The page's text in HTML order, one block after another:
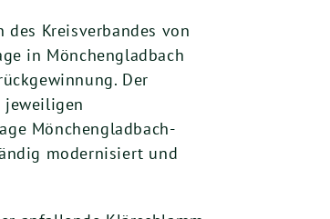
Kreisverbandes von
in Mönchengladbach
Der
jeweiligen
Mönchengladbach-
modernisiert und